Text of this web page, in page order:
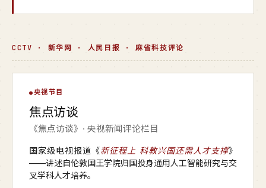
CCTV · 新华网 · 人民日报 · 麻省科技评论
焦点访谈
央视 · 焦点访谈
央视节目
焦点访谈
《焦点访谈》· 央视新闻评论栏目
国家级电视报道《新征程上 科教兴国还需人才支撑》
——讲述自伦敦国王学院归国投身通用人工智能研究与交
叉学科人才培养。